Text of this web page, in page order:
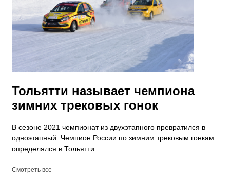
Тольятти называет чемпиона
зимних трековых гонок
В сезоне 2021 чемпионат из двухэтапного превратился в
одноэтапный. Чемпион России по зимним трековым гонкам
определялся в Тольятти
Смотреть все